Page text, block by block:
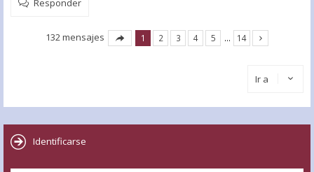
Responder
132 mensajes 1 2 3 4 5 … 14
Ir a
Identificarse